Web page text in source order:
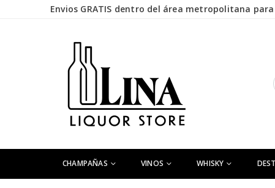
Envios GRATIS dentro del área metropolitana
CHAMPAÑAS VINOS WHISKY